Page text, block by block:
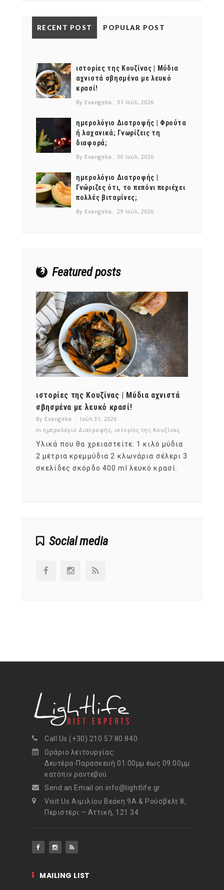
RECENT POST POPULAR POST
ιστορίες της Κουζίνας | Μύδια
αχνιστά σβησμένα με λευκό
κρασί!
By Evangelia 31 Ιούλ, 2026
ημερολόγιο Διατροφής | Φρούτα
ή λαχανικά; Γνωρίζεις τη
διαφορά;
By Evangelia 30 Ιούλ, 2026
ημερολόγιο Διατροφής |
Γνώριζες ότι, το πεπόνι περιέχει
πολλές βιταμίνες;
By Evangelia 29 Ιούλ, 2026
Featured posts
ιστορίες της Κουζίνας | Μύδια αχνιστά
σβησμένα με λευκό κρασί!
By Evangelia
Ιούλ 31, 2026
in ημερολόγιο Διατροφής, ιστορίες της Κουζίνας
Υλικά που θα χρειαστείτε: 1 κιλό μύδια
2 μέτρια κρεμμύδια 2 κλωνάρια σέλερι 3
σκελίδες σκόρδο 400 ml λευκό κρασί.
Social media
Call Us (+30) 210 57 80 840
Ωράριο λειτουργίας:
Δευτέρα-Παρασκευή 01:00μμ έως 09:00μμ
κατόπιν ραντεβού.
Send an Email on info@lightlife.gr
Visit Us Αιμιλίου Βεάκη 9Α & Ρούσβελτ 8,
Περιστέρι – Αττική, 121 34
MAILING LIST
Get ti
mel
y updates
fro
m
your favorite
products